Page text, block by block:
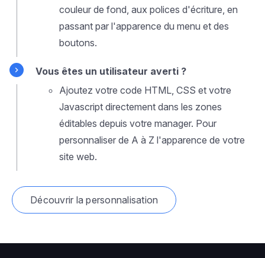
couleur de fond, aux polices d'écriture, en
passant par l'apparence du menu et des
boutons.
Vous êtes un utilisateur averti ?
Ajoutez votre code HTML, CSS et votre
Javascript directement dans les zones
éditables depuis votre manager. Pour
personnaliser de A à Z l'apparence de votre
site web.
Découvrir la personnalisation